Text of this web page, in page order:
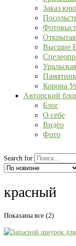
Заказ
Высшие
Корона
Авторский
Блог
О себе
Видео
Фото
Search for:
красный
Показаны все (2)